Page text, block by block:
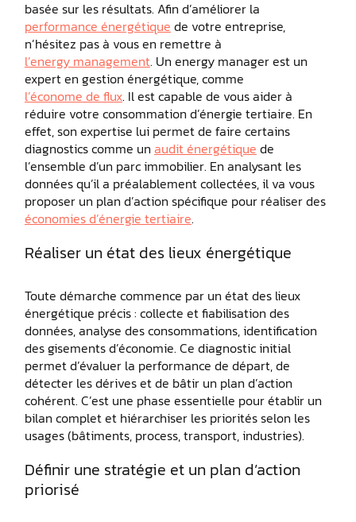
basée sur les résultats. Afin d’améliorer la
performance énergétique de votre entreprise,
n’hésitez pas à vous en remettre à
l’energy management. Un energy manager est un
expert en gestion énergétique, comme
l’économe de flux. Il est capable de vous aider à
réduire votre consommation d’énergie tertiaire. En
effet, son expertise lui permet de faire certains
diagnostics comme un audit énergétique de
l’ensemble d’un parc immobilier. En analysant les
données qu’il a préalablement collectées, il va vous
proposer un plan d’action spécifique pour réaliser des
économies d’énergie tertiaire.
Réaliser un état des lieux énergétique
Toute démarche commence par un état des lieux
énergétique précis : collecte et fiabilisation des
données, analyse des consommations, identification
des gisements d’économie. Ce diagnostic initial
permet d’évaluer la performance de départ, de
détecter les dérives et de bâtir un plan d’action
cohérent. C’est une phase essentielle pour établir un
bilan complet et hiérarchiser les priorités selon les
usages (bâtiments, process, transport, industries).
Définir une stratégie et un plan d’action
priorisé